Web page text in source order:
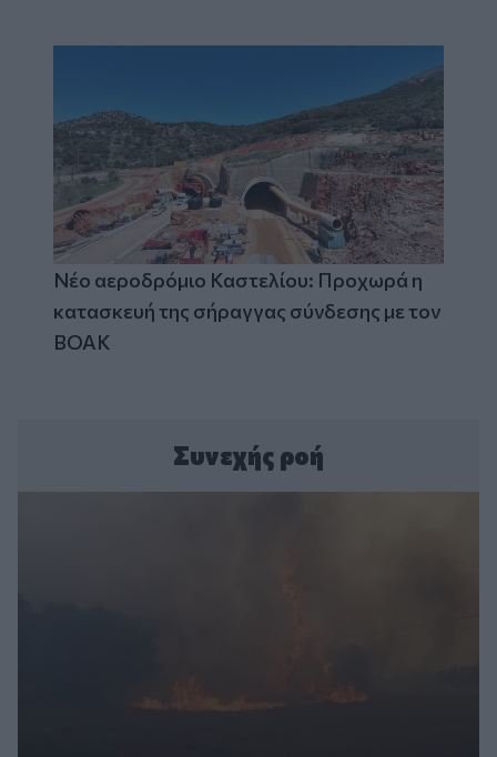
Νέο αεροδρόμιο Καστελίου: Προχωρά η
κατασκευή της σήραγγας σύνδεσης με τον
ΒΟΑΚ
Συνεχής ροή